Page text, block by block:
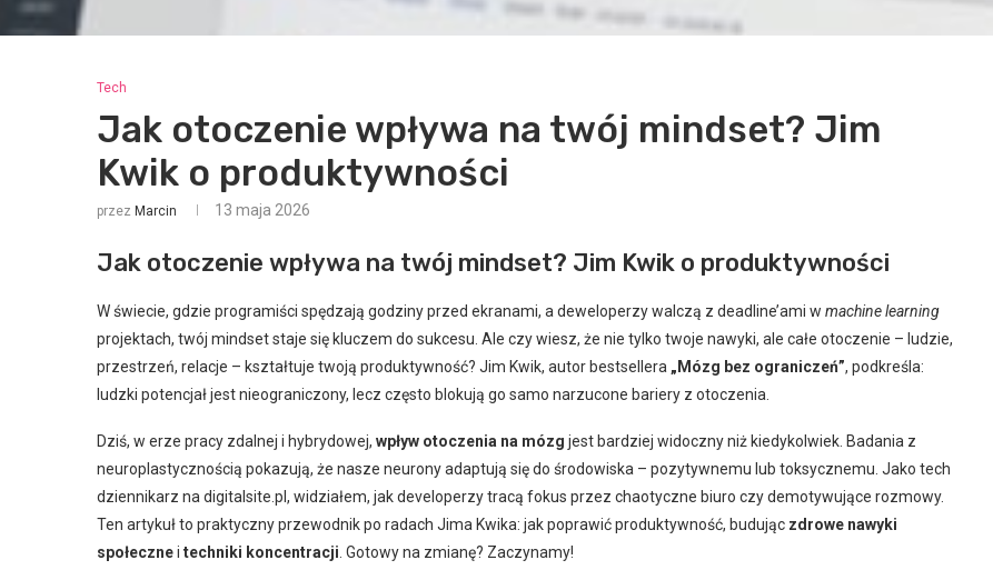
Tech
Jak otoczenie wpływa na twój mindset? Jim
Kwik o produktywności
przez Marcin 13 maja 2026
Jak otoczenie wpływa na twój mindset? Jim Kwik o produktywności
W świecie, gdzie programiści spędzają godziny przed ekranami, a deweloperzy walczą z deadline’ami w machine learning
projektach, twój mindset staje się kluczem do sukcesu. Ale czy wiesz, że nie tylko twoje nawyki, ale całe otoczenie – ludzie,
przestrzeń, relacje – kształtuje twoją produktywność? Jim Kwik, autor bestsellera „Mózg bez ograniczeń”, podkreśla:
ludzki potencjał jest nieograniczony, lecz często blokują go samo narzucone bariery z otoczenia.
Dziś, w erze pracy zdalnej i hybrydowej, wpływ otoczenia na mózg jest bardziej widoczny niż kiedykolwiek. Badania z
neuroplastycznością pokazują, że nasze neurony adaptują się do środowiska – pozytywnemu lub toksycznemu. Jako tech
dziennikarz na digitalsite.pl, widziałem, jak developerzy tracą fokus przez chaotyczne biuro czy demotywujące rozmowy.
Ten artykuł to praktyczny przewodnik po radach Jima Kwika: jak poprawić produktywność, budując zdrowe nawyki
społecznei techniki koncentracji . Gotowy na zmianę? Zaczynamy!